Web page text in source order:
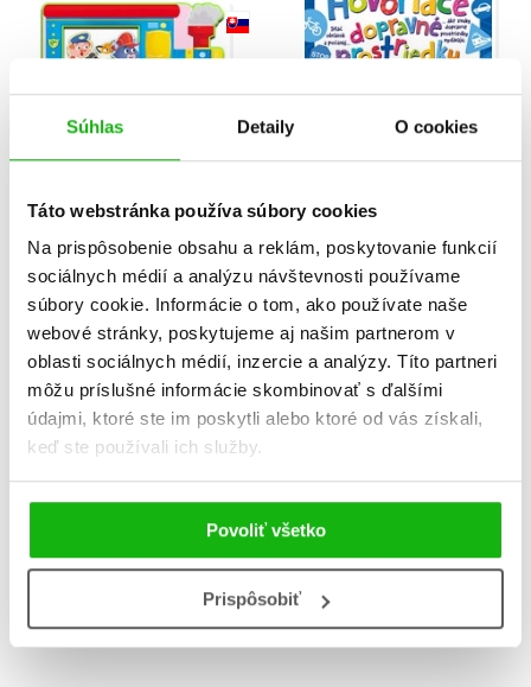
Súhlas Detaily O cookies
Táto webstránka používa súbory cookies
Na prispôsobenie obsahu a reklám, poskytovanie funkcií
sociálnych médií a analýzu návštevnosti používame
súbory cookie. Informácie o tom, ako používate naše
webové stránky, poskytujeme aj našim partnerom v
oblasti sociálnych médií, inzercie a analýzy. Títo partneri
môžu príslušné informácie skombinovať s ďalšími
údajmi, ktoré ste im poskytli alebo ktoré od vás získali,
keď ste používali ich služby.
Povoliť všetko
Prispôsobiť
akosť)
Christian Jeremies
prostriedky
Christian Jeremies
Hovoriace dopravné
prostriedky (2. akosť)
Christian Jeremies
Deti sa pýtajú PREČO?
Christian Jeremies